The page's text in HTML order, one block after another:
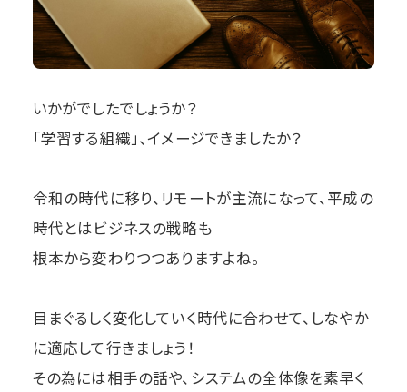
いかがでしたでしょうか？
「学習する組織」、イメージできましたか？
令和の時代に移り、リモートが主流になって、平成の
時代とはビジネスの戦略も
根本から変わりつつありますよね。
目まぐるしく変化していく時代に合わせて、しなやか
に適応して行きましょう！
その為には相手の話や、システムの全体像を素早く